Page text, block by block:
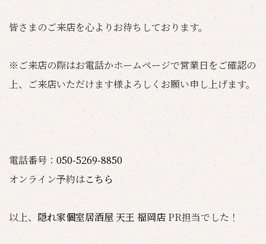
皆さまのご来店を心よりお待ちしております。
※ご来店の際はお電話かホームページで営業日をご確認の
上、ご来店いただけます様よろしくお願い申し上げます。
電話番号： 050-5269-8850
オンライン予約はこちら
以上、 隠れ家個室居酒屋 天王 福岡店 PR担当でした！